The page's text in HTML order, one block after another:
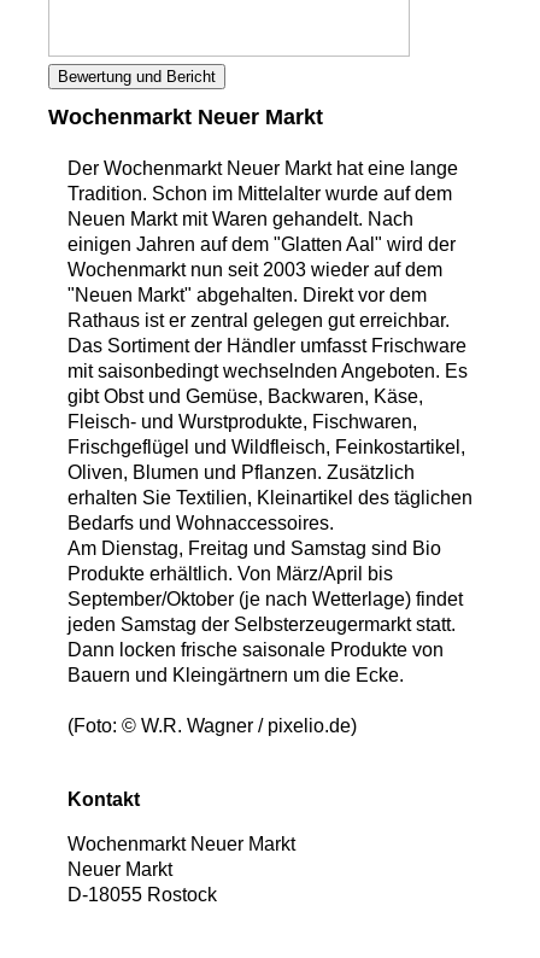
Bewertung und Bericht
Wochenmarkt Neuer Markt
Der Wochenmarkt Neuer Markt hat eine lange
Tradition. Schon im Mittelalter wurde auf dem
Neuen Markt mit Waren gehandelt. Nach
einigen Jahren auf dem "Glatten Aal" wird der
Wochenmarkt nun seit 2003 wieder auf dem
"Neuen Markt" abgehalten. Direkt vor dem
Rathaus ist er zentral gelegen gut erreichbar.
Das Sortiment der Händler umfasst Frischware
mit saisonbedingt wechselnden Angeboten. Es
gibt Obst und Gemüse, Backwaren, Käse,
Fleisch- und Wurstprodukte, Fischwaren,
Frischgeflügel und Wildfleisch, Feinkostartikel,
Oliven, Blumen und Pflanzen. Zusätzlich
erhalten Sie Textilien, Kleinartikel des täglichen
Bedarfs und Wohnaccessoires.
Am Dienstag, Freitag und Samstag sind Bio
Produkte erhältlich. Von März/April bis
September/Oktober (je nach Wetterlage) findet
jeden Samstag der Selbsterzeugermarkt statt.
Dann locken frische saisonale Produkte von
Bauern und Kleingärtnern um die Ecke.
(Foto: © W.R. Wagner / pixelio.de)
Kontakt
Wochenmarkt Neuer Markt
Neuer Markt
D-18055 Rostock